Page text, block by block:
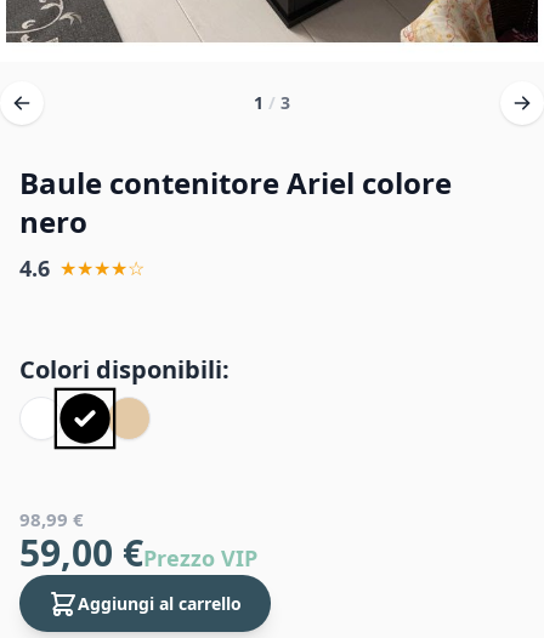
1 / 3
Baule contenitore Ariel colore
nero
4.6 ★★★★☆
Colori disponibili:
98,99 €
59,00 €Prezzo VIP
Aggiungi al carrello